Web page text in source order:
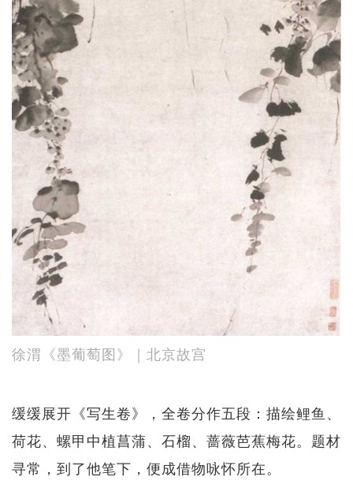
徐渭《墨葡萄图》｜北京故宫
缓缓展开《写生卷》，全卷分作五段：描绘鲤鱼、
荷花、螺甲中植菖蒲、石榴、蔷薇芭蕉梅花。题材
寻常，到了他笔下，便成借物咏怀所在。